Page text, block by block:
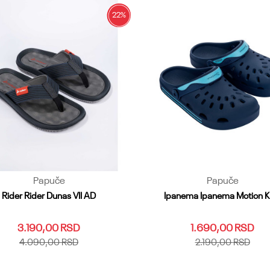
22%
Papuče
Rider Rider Dunas VII AD
3.190,00RSD
4.090,00RSD
Papuče
Ipanema Ipanema Motion
1.690,00RSD
2.190,00RSD